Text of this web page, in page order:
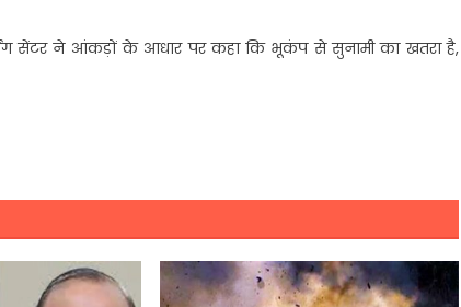
सेंटर ने आंकड़ों के आधार पर कहा कि भूकंप से सुनामी का खतरा है,